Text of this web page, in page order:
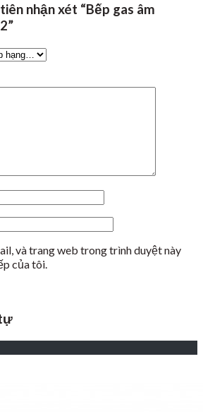
nhận xét “Bếp gas âm
và trang web trong trình duyệt này
của tôi.